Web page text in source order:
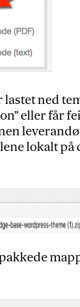
ned
eller får
lokalt på